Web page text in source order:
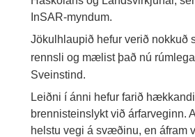
InSAR-myndum.
Jökulhlaupið hefur verið nokkuð
rennsli og mælist það nú
Sveinstind.
Leiðni í ánni hefur farið
brennisteinslykt við árfarveginn.
helstu vegi á svæðinu, en áfram